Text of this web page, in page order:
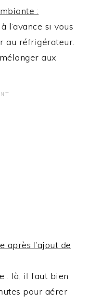
:
l’avance si vous
au réfrigérateur.
aux
après l’ajout de
: là, il faut bien
pour aérer